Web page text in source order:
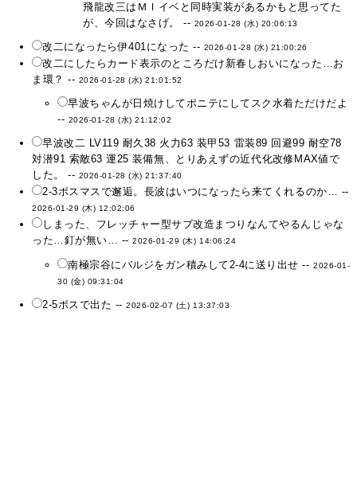
飛龍改三はＭＩイベと同時実装があるかもと思ってた
が、今回はなさげ。 -- 2026-01-28 (水) 20:06:13
改二になったら伊401になった -- 2026-01-28 (水) 21:00:26
改二にしたらカード表示のところだけ新春しおいになった…お
ま環？ -- 2026-01-28 (水) 21:01:52
早波ちゃんが日焼けしてポニテにしてスク水着ただけだよ
-- 2026-01-28 (水) 21:12:02
早波改二 LV119 耐久38 火力63 装甲53 雷装89 回避99 耐空78
対潜91 索敵63 運25 装備無、とりあえずの近代化改修MAX値で
した。 -- 2026-01-28 (水) 21:37:40
2-3ボスマスで邂逅。長波はいつになったら来てくれるのか… --
2026-01-29 (木) 12:02:06
しまった、フレッチャー型サブ改造まつりなんてやるんじゃな
った…釘が無い… --2026-01-29 (木) 14:06:24
南極宗谷にバルジをガン積みして2-4に送り出せ --2026-01-
30 (金) 09:31:04
2-5ボスで出た --2026-02-07 (土) 13:37:03